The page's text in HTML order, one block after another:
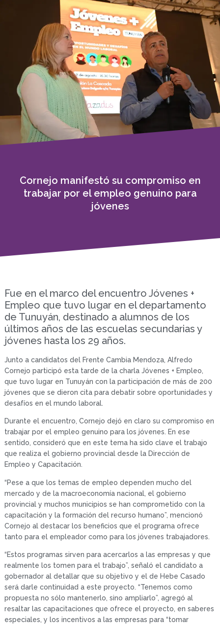
Cornejo manifestó su compromiso en
trabajar por el empleo genuino para
jóvenes
Fue en el marco del encuentro Jóvenes +
Empleo que tuvo lugar en el departamento
de Tunuyán, destinado a alumnos de los
últimos años de las escuelas secundarias y
jóvenes hasta los 29 años.
Junto a candidatos del Frente Cambia Mendoza, Alfredo
Cornejo participó esta tarde de la charla Jóvenes + Empleo,
que tuvo lugar en Tunuyán con la participación de más de 200
jóvenes que se dieron cita para debatir sobre oportunidades y
desafíos en el mundo laboral.
Durante el encuentro, Cornejo dejó en claro su compromiso en
trabajar por el empleo genuino para los jóvenes. En ese
sentido, consideró que en este tema ha sido clave el trabajo
que realiza el gobierno provincial desde la Dirección de
Empleo y Capacitación.
“Pese a que los temas de empleo dependen mucho del
mercado y de la macroeconomía nacional, el gobierno
provincial y muchos municipios se han comprometido con la
capacitación y la formación del recurso humano”, mencionó
Cornejo al destacar los beneficios que el programa ofrece
tanto para el empleador como para los jóvenes trabajadores.
“Estos programas sirven para acercarlos a las empresas y que
realmente los tomen para el trabajo”, señaló el candidato a
gobernador al detallar que su objetivo y el de Hebe Casado
será darle continuidad a este proyecto. “Tenemos como
propuesta no sólo mantenerlo, sino ampliarlo”, agregó al
resaltar las capacitaciones que ofrece el proyecto, en saberes
especiales, y los incentivos a las empresas para “tomar